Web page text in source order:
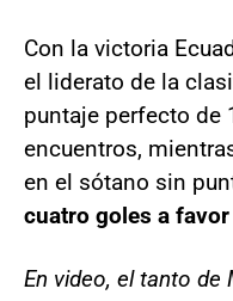
Con la victoria
el liderato de la
puntaje perfecto de
encuentros,
en el sótano sin
cuatro goles a
En video, el tanto de